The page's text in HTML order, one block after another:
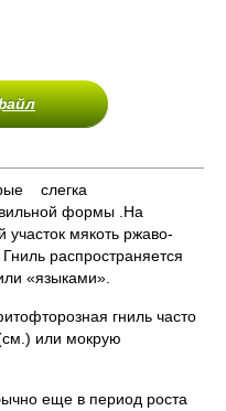
слегка
формы .На
участок мякоть ржаво-
рас­пространяется
«языками».
гниль часто
или мокрую
еще в период роста